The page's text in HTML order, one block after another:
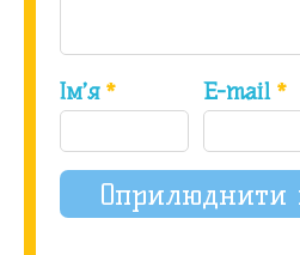
Ім’я * E-mail*